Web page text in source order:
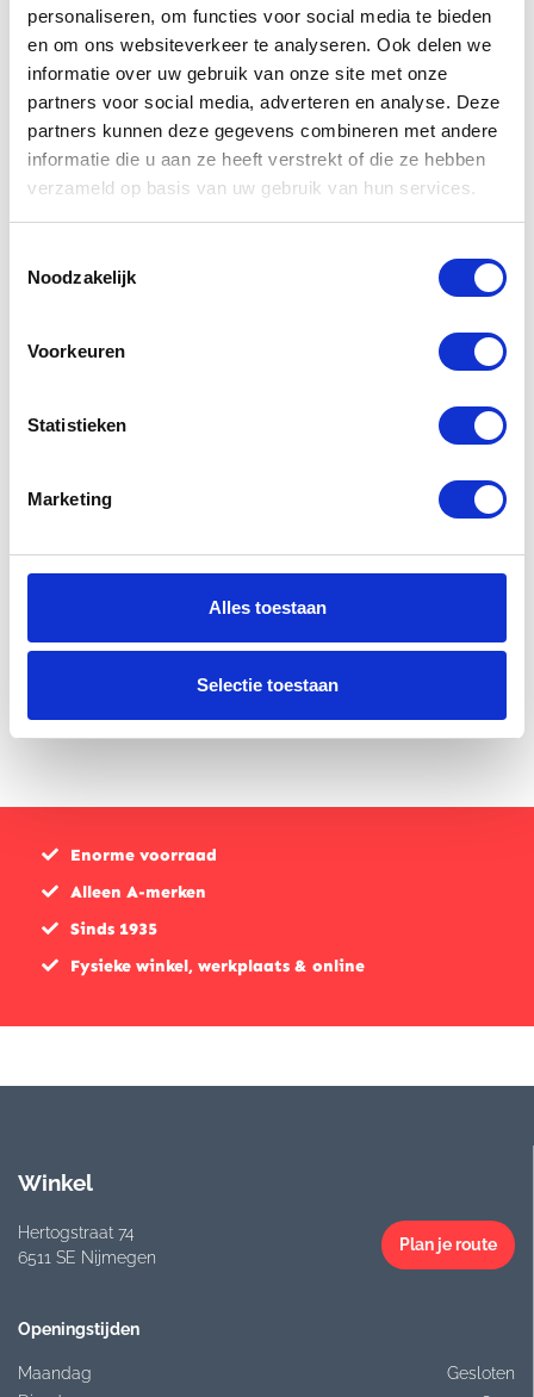
personaliseren, om functies voor social media te bieden
en om ons websiteverkeer te analyseren. Ook delen we
informatie over uw gebruik van onze site met onze
partners voor social media, adverteren en analyse. Deze
partners kunnen deze gegevens combineren met andere
informatie die u aan ze heeft verstrekt of die ze hebben
verzameld op basis van uw gebruik van hun services.
Noodzakelijk
Voorkeuren
Statistieken
Marketing
Alles toestaan
Selectie toestaan
Kawasaki
Onderkuip
cowling ZX
900
Oorspronkelijke
Huidige
Yamaha
Kuipruit YZF
€49,00
Yamaha XJ
Speed Kit
Yamaha 12V
MT-07
Enorme voorraad
Alleen A-merken
Sinds 1935
Fysieke winkel, werkplaats & online
Winkel
Hertogstraat 74
6511 SE Nijmegen
Plan je route
Openingstijden
Maandag
Gesloten